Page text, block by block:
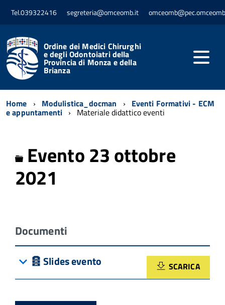
Tel.039322416 segreteria@omceomb.it
Ordine dei Medici Chirurghi
e degli Odontoiatri della
Provincia di Monza e della
Brianza
Home Modulistica_docman Eventi Formativi - ECM
e appuntamenti Materiale didattico eventi
Cartella
Evento 23 ottobre
2021
Documenti
Archivia
Slides evento SCARICA